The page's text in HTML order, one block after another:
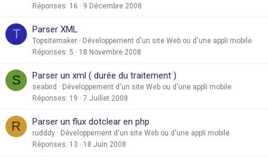
Réponses 16 9 Décembre 2008
T Parser XML
Topsitemaker
Développement d'un site Web ou d'une appli mobile
Réponses 5 18 Novembre 2008
S Parser un xml ( durée du traitement )
seabird
Développement d'un site Web ou d'une appli mobile
Réponses 19 7 Juillet 2008
R Parser un flux dotclear en php
rudddy
Développement d'un site Web ou d'une appli mobile
Réponses 13 18 Juin 2008